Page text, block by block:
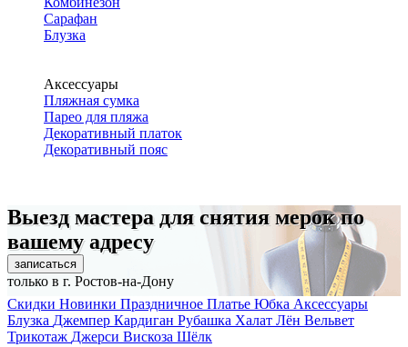
Сарафан
Блузка
Аксессуары
Пляжная сумка
Парео для пляжа
Декоративный платок
Декоративный пояс
Выезд мастера для снятия мерок по
вашему адресу
записаться
только в г. Ростов-на-Дону
Скидки Новинки Праздничное Платье Юбка Аксессуары
Блузка Джемпер Кардиган Рубашка Халат Лён Вельвет
Трикотаж Джерси Вискоза Шёлк